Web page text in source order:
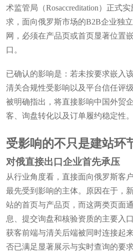
术监管局（Rosaccreditation）正式
求，面向俄罗斯市场的B2B企业独
网，必须在产品页或首页显著位置
口。
已确认的影响是：若未按要求嵌入
清关合规性受影响以及平台信任评
被明确指出，将直接影响中国外贸
客、询盘转化以及订单履约稳定性。
受影响的不只是建站环
对俄直接出口企业首先承压
从行业角度看，直接面向俄罗斯客
最先受到影响的主体。原因在于，
站的首页与产品页，而这两类页面
息、提交询盘和核验资质的主要入
获客前端与清关后端被同时连接起
否已满足显著展示与实时查询的要求